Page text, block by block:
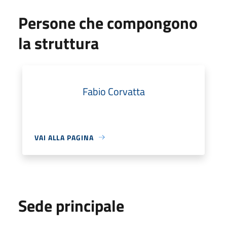
Persone che compongono
la struttura
Fabio Corvatta
VAI ALLA PAGINA
Sede principale